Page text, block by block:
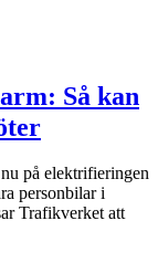
Så kan
på elektrifieringen
personbilar i
Trafikverket att